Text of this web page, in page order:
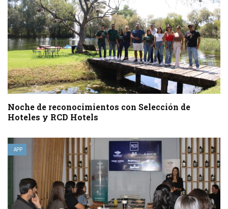
Noche de reconocimientos con Selección de
Hoteles y RCD Hotels
APP